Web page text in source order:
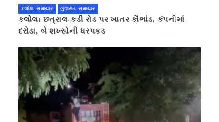
કલોલ સમાચાર ગુજરાત સમાચાર
કલોલ: છત્રાલ-કડી રોડ પર ખાતર કૌભાંડ, કંપનીમાં
દરોડા, બે શખ્સોની ધરપકડ